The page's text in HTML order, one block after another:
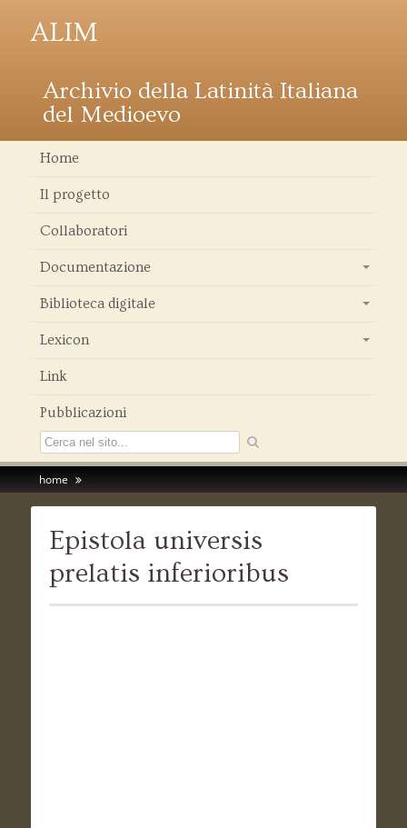
ALIM
Archivio della Latinità Italiana
del Medioevo
Home
Il progetto
Collaboratori
Documentazione
Biblioteca digitale
Lexicon
Link
Pubblicazioni
home
Epistola universis
prelatis inferioribus